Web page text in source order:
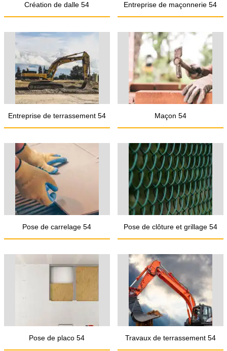
Création de dalle 54 Entreprise de maçonnerie 54
Entreprise de terrassement 54 Maçon 54
Pose de carrelage 54 Pose de clôture et grillage 54
Pose de placo 54 Travaux de terrassement 54